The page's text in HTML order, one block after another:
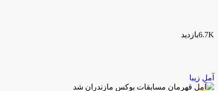
6.7Kبازدید
آمل زیبا